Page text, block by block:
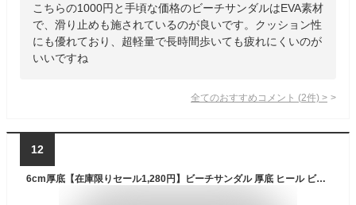
こちらの1000円と手頃な価格のビーチサンダルはEVA素材
で、滑り止めも施されているのが良いです。クッション性
にも優れており、超軽量で長時間歩いても疲れにくいのが
いいですね
全てのおすすめコメント (2件) >
12
6cm厚底【在庫限りセール1,280円】ビーチサンダル 厚底 ヒール ビーサン レディース おしゃれ トングサンダル 軽量 痛くない 厚底 サンダル 歩きやすい リカバリーサンダル 滑り止め ビーチ シューズ 韓国 夏 海 プール アウトドア お出掛け 柔らかい 疲れない